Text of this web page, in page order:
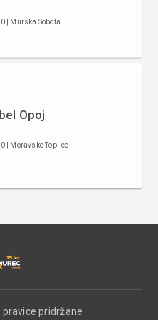
| Murska Sobota
Opoj
| Moravske Toplice
pridržane